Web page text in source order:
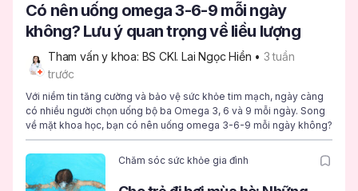
Có nên uống omega 3-6-9 mỗi ngày
không? Lưu ý quan trọng về liều lượng
Tham vấn y khoa: BS CKI. Lai Ngọc Hiền • 3 tuần
trước
Với niềm tin tăng cường và bảo vệ sức khỏe tim mạch, ngày càng
có nhiều người chọn uống bộ ba Omega 3, 6 và 9 mỗi ngày. Song
về mặt khoa học, bạn có nên uống omega 3-6-9 mỗi ngày không?
Chăm sóc sức khỏe gia đình